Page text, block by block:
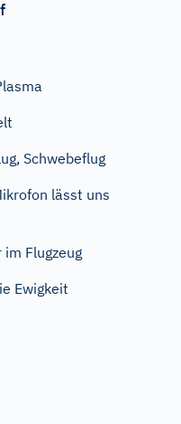
Schwebeflug
lässt uns
Flugzeug
Ewigkeit